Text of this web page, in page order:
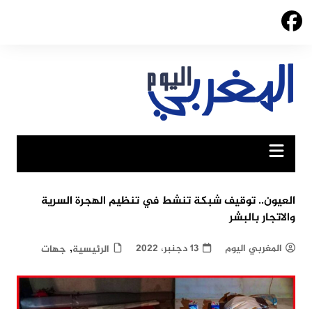
Skip
العيون.. توقيف شبكة تنشط في تنظيم الهجرة السرية
والاتجار بالبشر
المغربي اليوم 13 دجنبر، 2022 الرئيسية, جهات